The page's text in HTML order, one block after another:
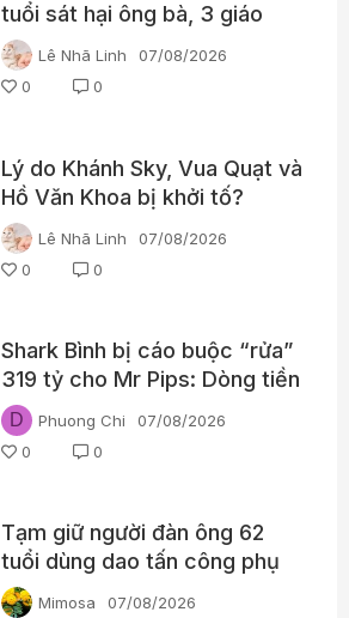
tuổi sát hại ông bà, 3 giáo
viên và 3 học sinh
Lê Nhã Linh
07/08/2026
0
0
Lý do Khánh Sky, Vua Quạt và
Hồ Văn Khoa bị khởi tố?
Lê Nhã Linh
07/08/2026
0
0
Shark Bình bị cáo buộc “rửa”
319 tỷ cho Mr Pips: Dòng tiền
đã đi qua Ngân Lượng như thế
nào?
D Phuong Chi
07/08/2026
0
0
Tạm giữ người đàn ông 62
tuổi dùng dao tấn công phụ
nữ giữa chợ
Mimosa 07/08/2026